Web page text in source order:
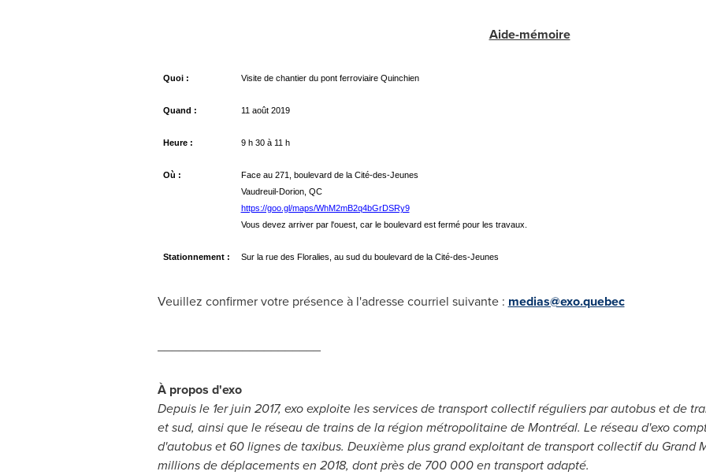
Aide-mémoire
Quoi : Visite de chantier du pont ferroviaire Quinchien
Quand : 11 août 2019
Heure : 9 h 30 à 11 h
Où :
Face au 271, boulevard de la Cité-des-Jeunes
Vaudreuil-Dorion, QC
https://goo.gl/maps/WhM2mB2q4bGrDSRy9
Vous devez arriver par l'ouest, car le boulevard est fermé pour les travaux.
Stationnement : Sur la rue des Floralies, au sud du boulevard de la Cité-des-Jeunes
Veuillez confirmer votre présence à l'adresse courriel suivante : medias@exo.quebec
À propos d'exo
Depuis le 1er juin 2017, exo exploite les services de transport collectif réguliers par autobus et de
et sud, ainsi que le réseau de trains de la région métropolitaine de Montréal. Le réseau d'exo
d'autobus et 60 lignes de taxibus. Deuxième plus grand exploitant de transport collectif du Grand
millions de déplacements en 2018, dont près de 700 000 en transport adapté.